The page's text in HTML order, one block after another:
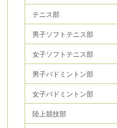
テニス部
男子ソフトテニス部
女子ソフトテニス部
男子バドミントン部
女子バドミントン部
陸上競技部